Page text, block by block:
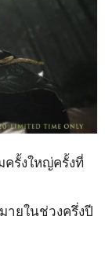
ครั้งใหญ่ครั้งที่
ายในช่วงครึ่งปี